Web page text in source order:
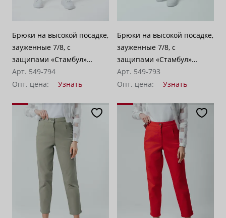
Брюки на высокой посадке,
зауженные 7/8, с
защипами «Стамбул»
лимонный
Арт. 549-794
Опт. цена:
Узнать
Брюки на высокой посадке,
зауженные 7/8, с
защипами «Стамбул»
розовые
Арт. 549-793
Опт. цена:
Узнать